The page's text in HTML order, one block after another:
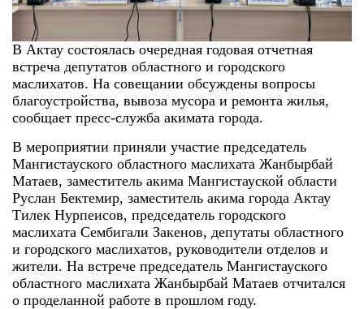
В Актау состоялась очередная годовая отчетная
встреча депутатов областного и городского
маслихатов. На совещании обсуждены вопросы
благоустройства, вывоза мусора и ремонта жилья,
сообщает пресс-служба акимата города.
В мероприятии приняли участие председатель
Мангистауского областного маслихата Жанбырбай
Матаев, заместитель акима Мангистауской области
Руслан Бектемир, заместитель акима города Актау
Тилек Нурпеисов, председатель городского
маслихата Сембигали Закенов, депутаты областного
и городского маслихатов, руководители отделов и
жители. На встрече председатель Мангистауского
областного маслихата Жанбырбай Матаев отчитался
о проделанной работе в прошлом году.